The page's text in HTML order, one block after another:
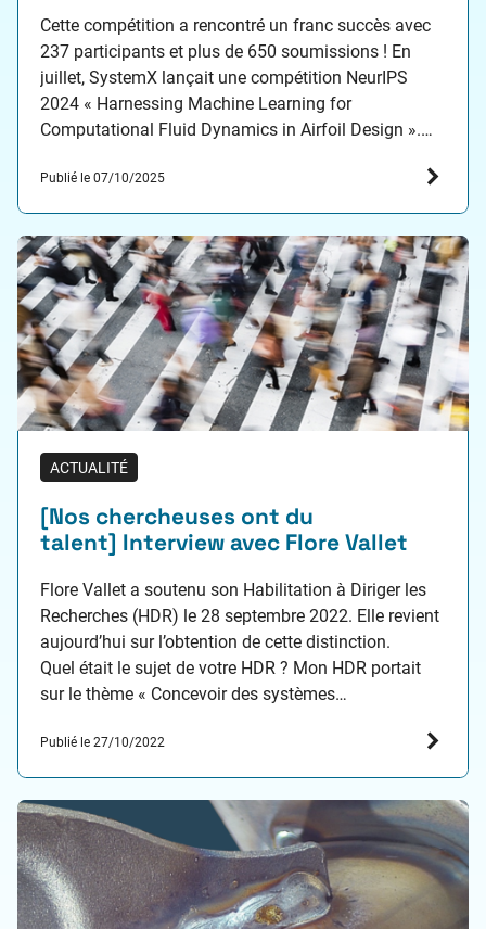
gagnants sont…
Cette compétition a rencontré un franc succès avec
237 participants et plus de 650 soumissions ! En
juillet, SystemX lançait une compétition NeurIPS
2024 « Harnessing Machine Learning for
Computational Fluid Dynamics in Airfoil Design ».
est centrée sur la simulation de la conception d’un
Airfoil, en utilisant le jeu de données AirfRANS…
Publié le 07/10/2025
ACTUALITÉ
[Nos chercheuses ont du
talent] Interview avec Flore Vallet
Flore Vallet a soutenu son Habilitation à Diriger les
Recherches (HDR) le 28 septembre 2022. Elle revient
aujourd’hui sur l’obtention de cette distinction.
Quel était le sujet de votre HDR ? Mon HDR portait
sur le thème « Concevoir des systèmes
soutenabilité - Vers une synergie entre imaginaire et
rationalité ». J’y…
Publié le 27/10/2022